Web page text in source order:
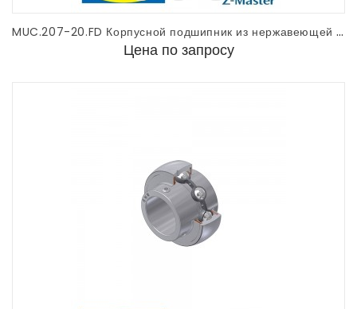
MUC.207-20.FD Корпусной подшипник из нержавеющей стали SNR
Цена по запросу